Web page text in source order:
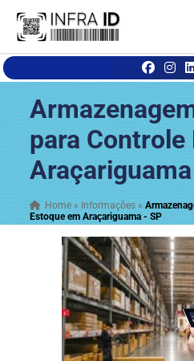
para Controle
Home » Informações »
Estoque em Araçariguama - SP